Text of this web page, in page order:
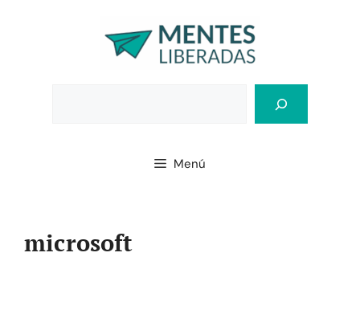
Menú
microsoft